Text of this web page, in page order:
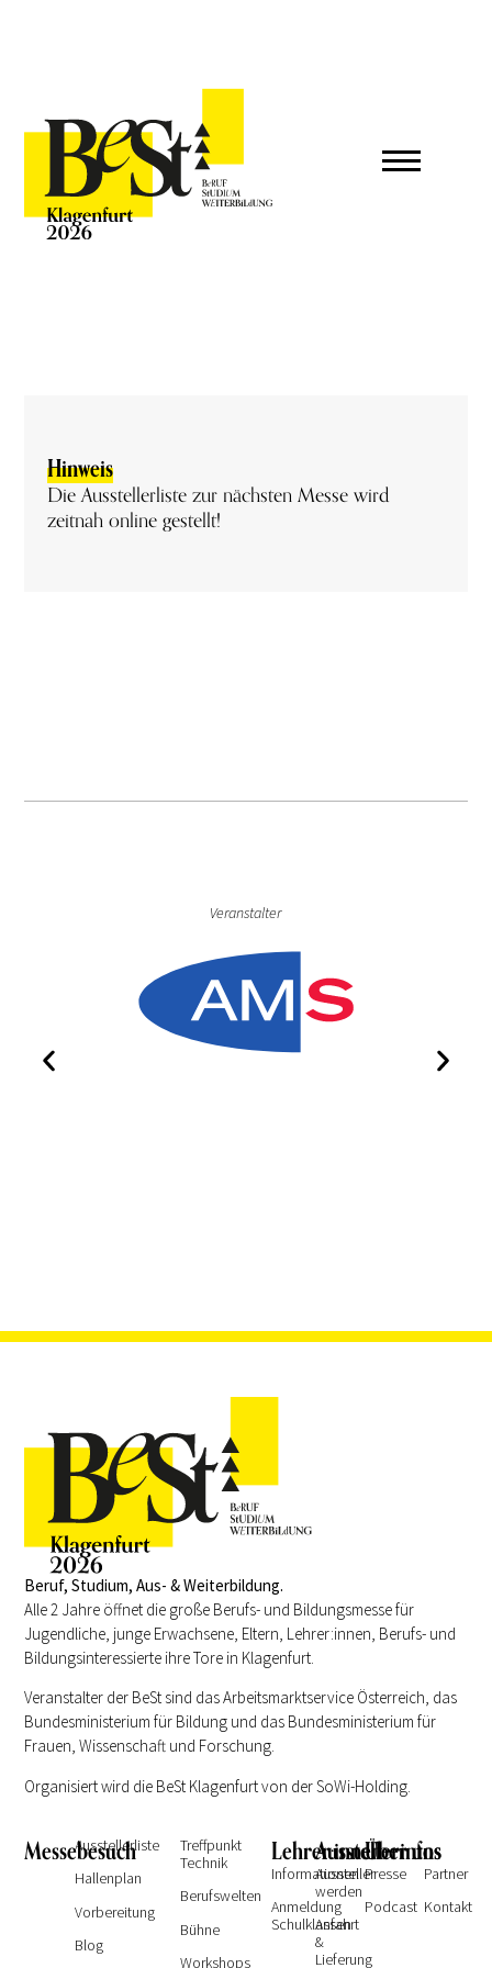
Hinweis
Die Ausstellerliste zur nächsten Messe wird
zeitnah online gestellt!
Veranstalter
Beruf, Studium, Aus- & Weiterbildung.
Alle 2 Jahre öffnet die große Berufs- und Bildungsmesse für
Jugendliche, junge Erwachsene, Eltern, Lehrer:innen, Berufs- und
Bildungsinteressierte ihre Tore in Klagenfurt.
Veranstalter der BeSt sind das Arbeitsmarktservice Österreich, das
Bundesministerium für Bildung und das Bundesministerium für
Frauen, Wissenschaft und Forschung.
Organisiert wird die BeSt Klagenfurt von der SoWi-Holding.
Messebesuch
Ausstellerliste
Hallenplan
Vorbereitung
Blog
Treffpunkt
Technik
Berufswelten
Bühne
Workshops
Lehrer:innen
Informationen
Anmeldung
Schulklassen
Ausstellerinfos
Aussteller
werden
Anfahrt
&
Lieferung
Über uns
Presse
Podcast
Partner
Kontakt